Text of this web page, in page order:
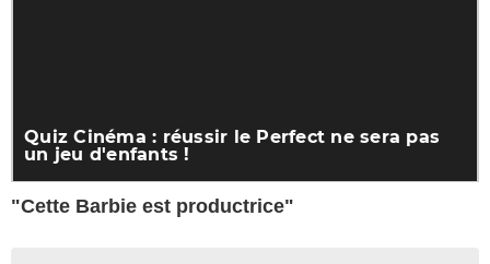
"Cette Barbie est productrice"